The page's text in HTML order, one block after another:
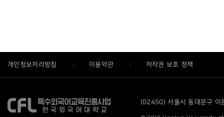
개인정보처리방침 이용약관 저작권 보호 정책
(02450) 서울시 동대문구